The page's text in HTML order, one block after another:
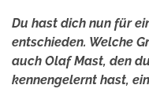
Du hast dich nun für
entschieden. Welche
auch Olaf Mast, den
kennengelernt hast,